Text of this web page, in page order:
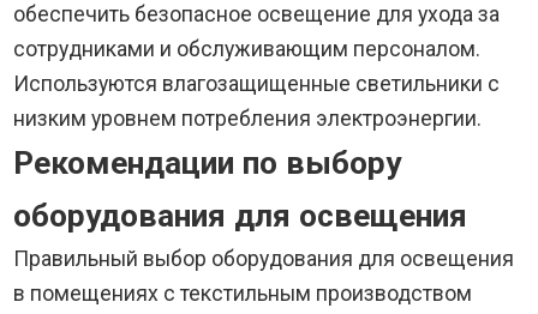
обеспечить безопасное освещение для ухода за
сотрудниками и обслуживающим персоналом.
Используются влагозащищенные светильники с
низким уровнем потребления электроэнергии.
Рекомендации по выбору
оборудования для освещения
Правильный выбор оборудования для освещения
в помещениях с текстильным производством